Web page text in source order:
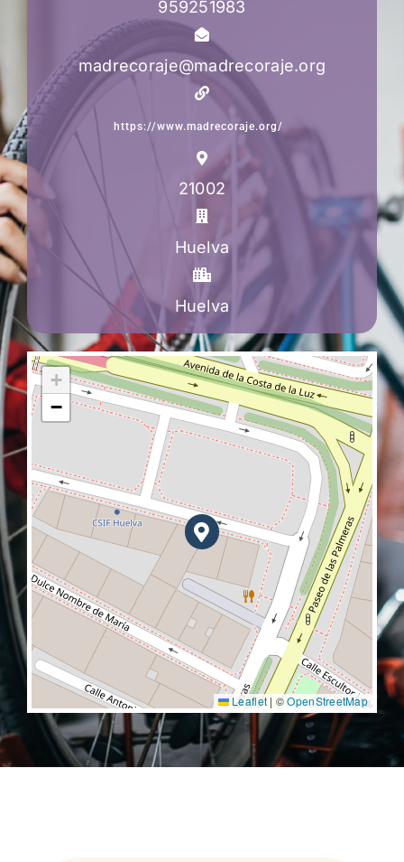
959251983
madrecoraje@madrecoraje.org
https://www.madrecoraje.org/
21002
Huelva
Huelva
+
−
Leaflet | ©OpenStreetMap